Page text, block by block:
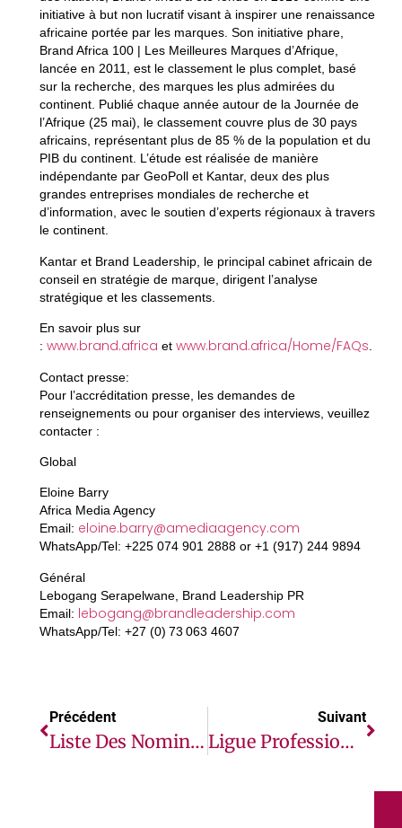
initiative à but non lucratif visant à inspirer une renaissance
africaine portée par les marques. Son initiative phare,
Brand Africa 100 | Les Meilleures Marques d’Afrique,
lancée en 2011, est le classement le plus complet, basé
sur la recherche, des marques les plus admirées du
continent. Publié chaque année autour de la Journée de
l’Afrique (25 mai), le classement couvre plus de 30 pays
africains, représentant plus de 85 % de la population et du
PIB du continent. L’étude est réalisée de manière
indépendante par GeoPoll et Kantar, deux des plus
grandes entreprises mondiales de recherche et
d’information, avec le soutien d’experts régionaux à travers
le continent.
Kantar et Brand Leadership, le principal cabinet africain de
conseil en stratégie de marque, dirigent l’analyse
stratégique et les classements.
En savoir plus sur
: www.brand.africa et www.brand.africa/Home/FAQs.
Contact presse:
Pour l’accréditation presse, les demandes de
renseignements ou pour organiser des interviews, veuillez
contacter :
Global
Eloine Barry
Africa Media Agency
Email: eloine.barry@amediaagency.com
WhatsApp/Tel: +225 074 901 2888 or +1 (917) 244 9894
Général
Lebogang Serapelwane, Brand Leadership PR
Email: lebogang@brandleadership.com
WhatsApp/Tel: +27 (0) 73 063 4607
Précédent
Liste Des Nominés Des Trophées D’ African Banker 2025
Suivant
Ligue Professionnelle Des Combattants : Lancement De PFL Africa Avec Un Événement Historique Et D’envergure À Cape Town